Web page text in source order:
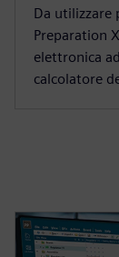
Da utilizzare
Preparation
elettronica
calcolatore